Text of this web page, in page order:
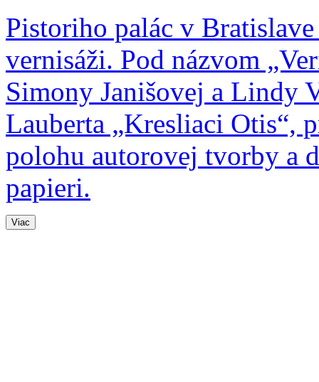
Pistoriho palác v
vernisáži. Pod názvom
Simony Janišovej a Lindy
Lauberta „Kresliaci Otis“,
polohu autorovej tvorby a
papieri.
Viac